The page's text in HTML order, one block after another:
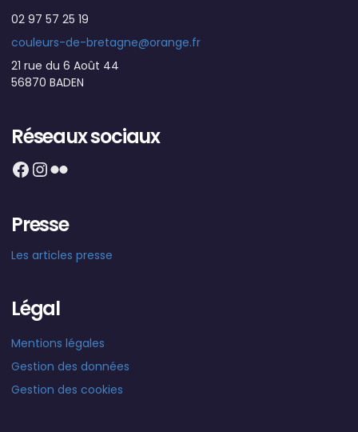
02 97 57 25 19
couleurs-de-bretagne@orange.fr
21 rue du 6 Août 44
56870 BADEN
Réseaux sociaux
Facebook
Instagram
Flickr
Presse
Les articles presse
Légal
Mentions légales
Gestion des données
Gestion des cookies